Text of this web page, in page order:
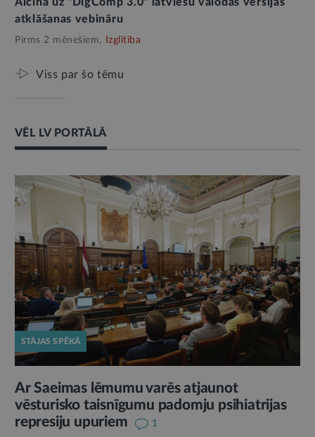
atklāšanas vebināru
Pirms 2 mēnešiem, Izglītība
Viss par šo tēmu
VĒL LV PORTĀLĀ
STĀJAS SPĒKĀ
Ar Saeimas lēmumu varēs atjaunot
vēsturisko taisnīgumu padomju psihiatrijas
represiju upuriem
1